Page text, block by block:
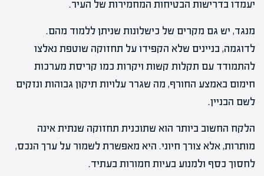
יעמדו בדרישות הבטיחות המחמירות של העיר.
מנגד, יש גם מקרים של כישלונות שניתן ללמוד מהם.
לדוגמה, בניינים שלא הקפידו על תחזוקה שוטפת נאלצו
להתמודד עם תקלות קשות ויקרות כמו קריסת מערכות
חימום באמצע החורף, מה שגרר עלויות תיקון גבוהות ונזקים
לשם הבניין.
הלקח החשוב ביותר הוא שתוכנית תחזוקה שנתית אינה
מותרות, אלא צורך חיוני. היא מאפשרת לשמור על ערך הנכס,
לחסוך כסף ולמנוע בעיות חמורות בעתיד.